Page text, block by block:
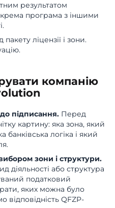
результатом
програма з іншими
пакету ліцензії і зони.
компанію
підписання. Перед
картину: яка зона, який
логіка і який
зони і структури.
діяльності або структура
податковий
яких можна було
відповідність QFZP-